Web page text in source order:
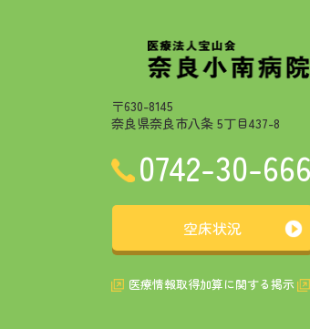
〒630-8145
奈良県奈良市八条 5丁目437-8
0742-30-
空床状況
医療情報取得加算に関する掲示